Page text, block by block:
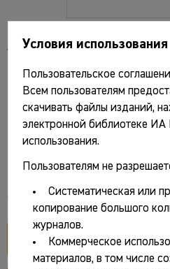
Андреева М.В.
катакомбная культура:
погребальных
catacomb culture:
М. В. Андреева; Рос.
археологии. Москва:
Файлы и ссылки
открыть PDF
Условия использования
Пользовательское
Всем пользователям
скачивать файлы изданий,
электронной библиотеке ИА
использования.
Пользователям не
Систематическая или
копирование большого
журналов.
Коммерческое
материалов, в том числе